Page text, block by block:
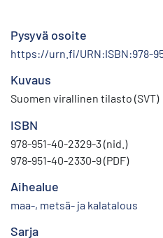
Pysyvä osoite
https://urn.fi/URN:ISBN:978-
Kuvaus
Suomen virallinen tilasto (SVT)
ISBN
978-951-40-2329-3 (nid.)
978-951-40-2330-9 (PDF)
Aihealue
maa-, metsä- ja kalatalous
Sarja